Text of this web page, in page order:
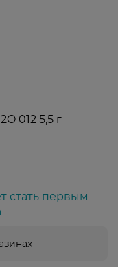
012 5,5 г
стать первым